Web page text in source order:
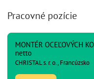
Pracovné pozície
MONTÉR OCEĽOVÝCH
netto
CHRISTAL s. r. o., Francúzsko